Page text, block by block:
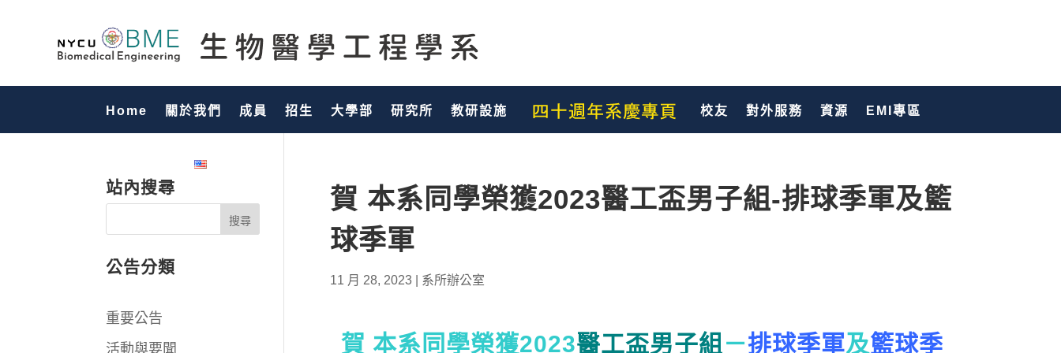
Home 關於我們 成員 招生 大學部 研究所 教研設施 校友 對外服務 資源 EMI專區
賀 本系同學榮獲2023醫工盃男子組-排球季軍及籃
球季軍
11 月 28, 2023| 系所辦公室
賀 本系同學榮獲2023醫工盃男子組 －排球季軍及籃球季
站內搜尋
公告分類
重要公告
活動與要聞